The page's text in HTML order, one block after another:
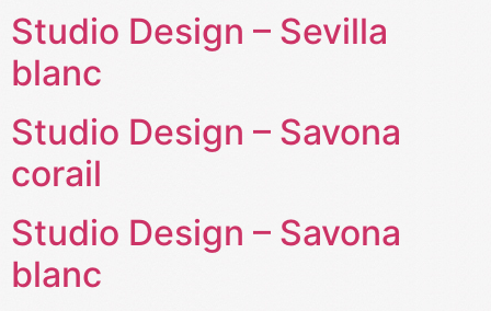
Studio Design – Sevilla
blanc
Studio Design – Savona
corail
Studio Design – Savona
blanc